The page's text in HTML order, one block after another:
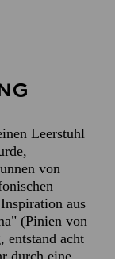
Leerstuhl
von
aus
(Pinien von
entstand acht
durch eine